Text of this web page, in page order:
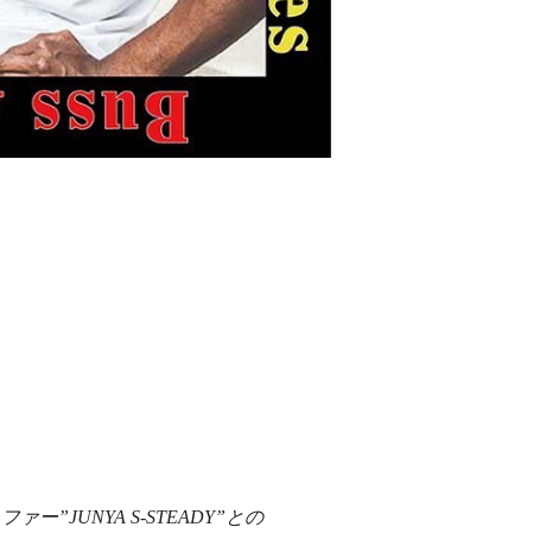
ー”JUNYA S-STEADY”との